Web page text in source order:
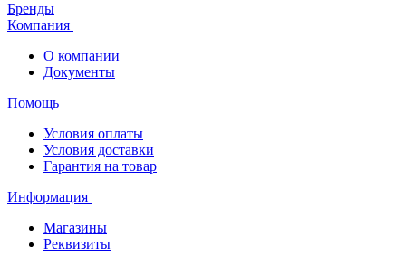
Бренды
Компания
О компании
Документы
Помощь
Условия оплаты
Условия доставки
Гарантия на товар
Информация
Магазины
Реквизиты